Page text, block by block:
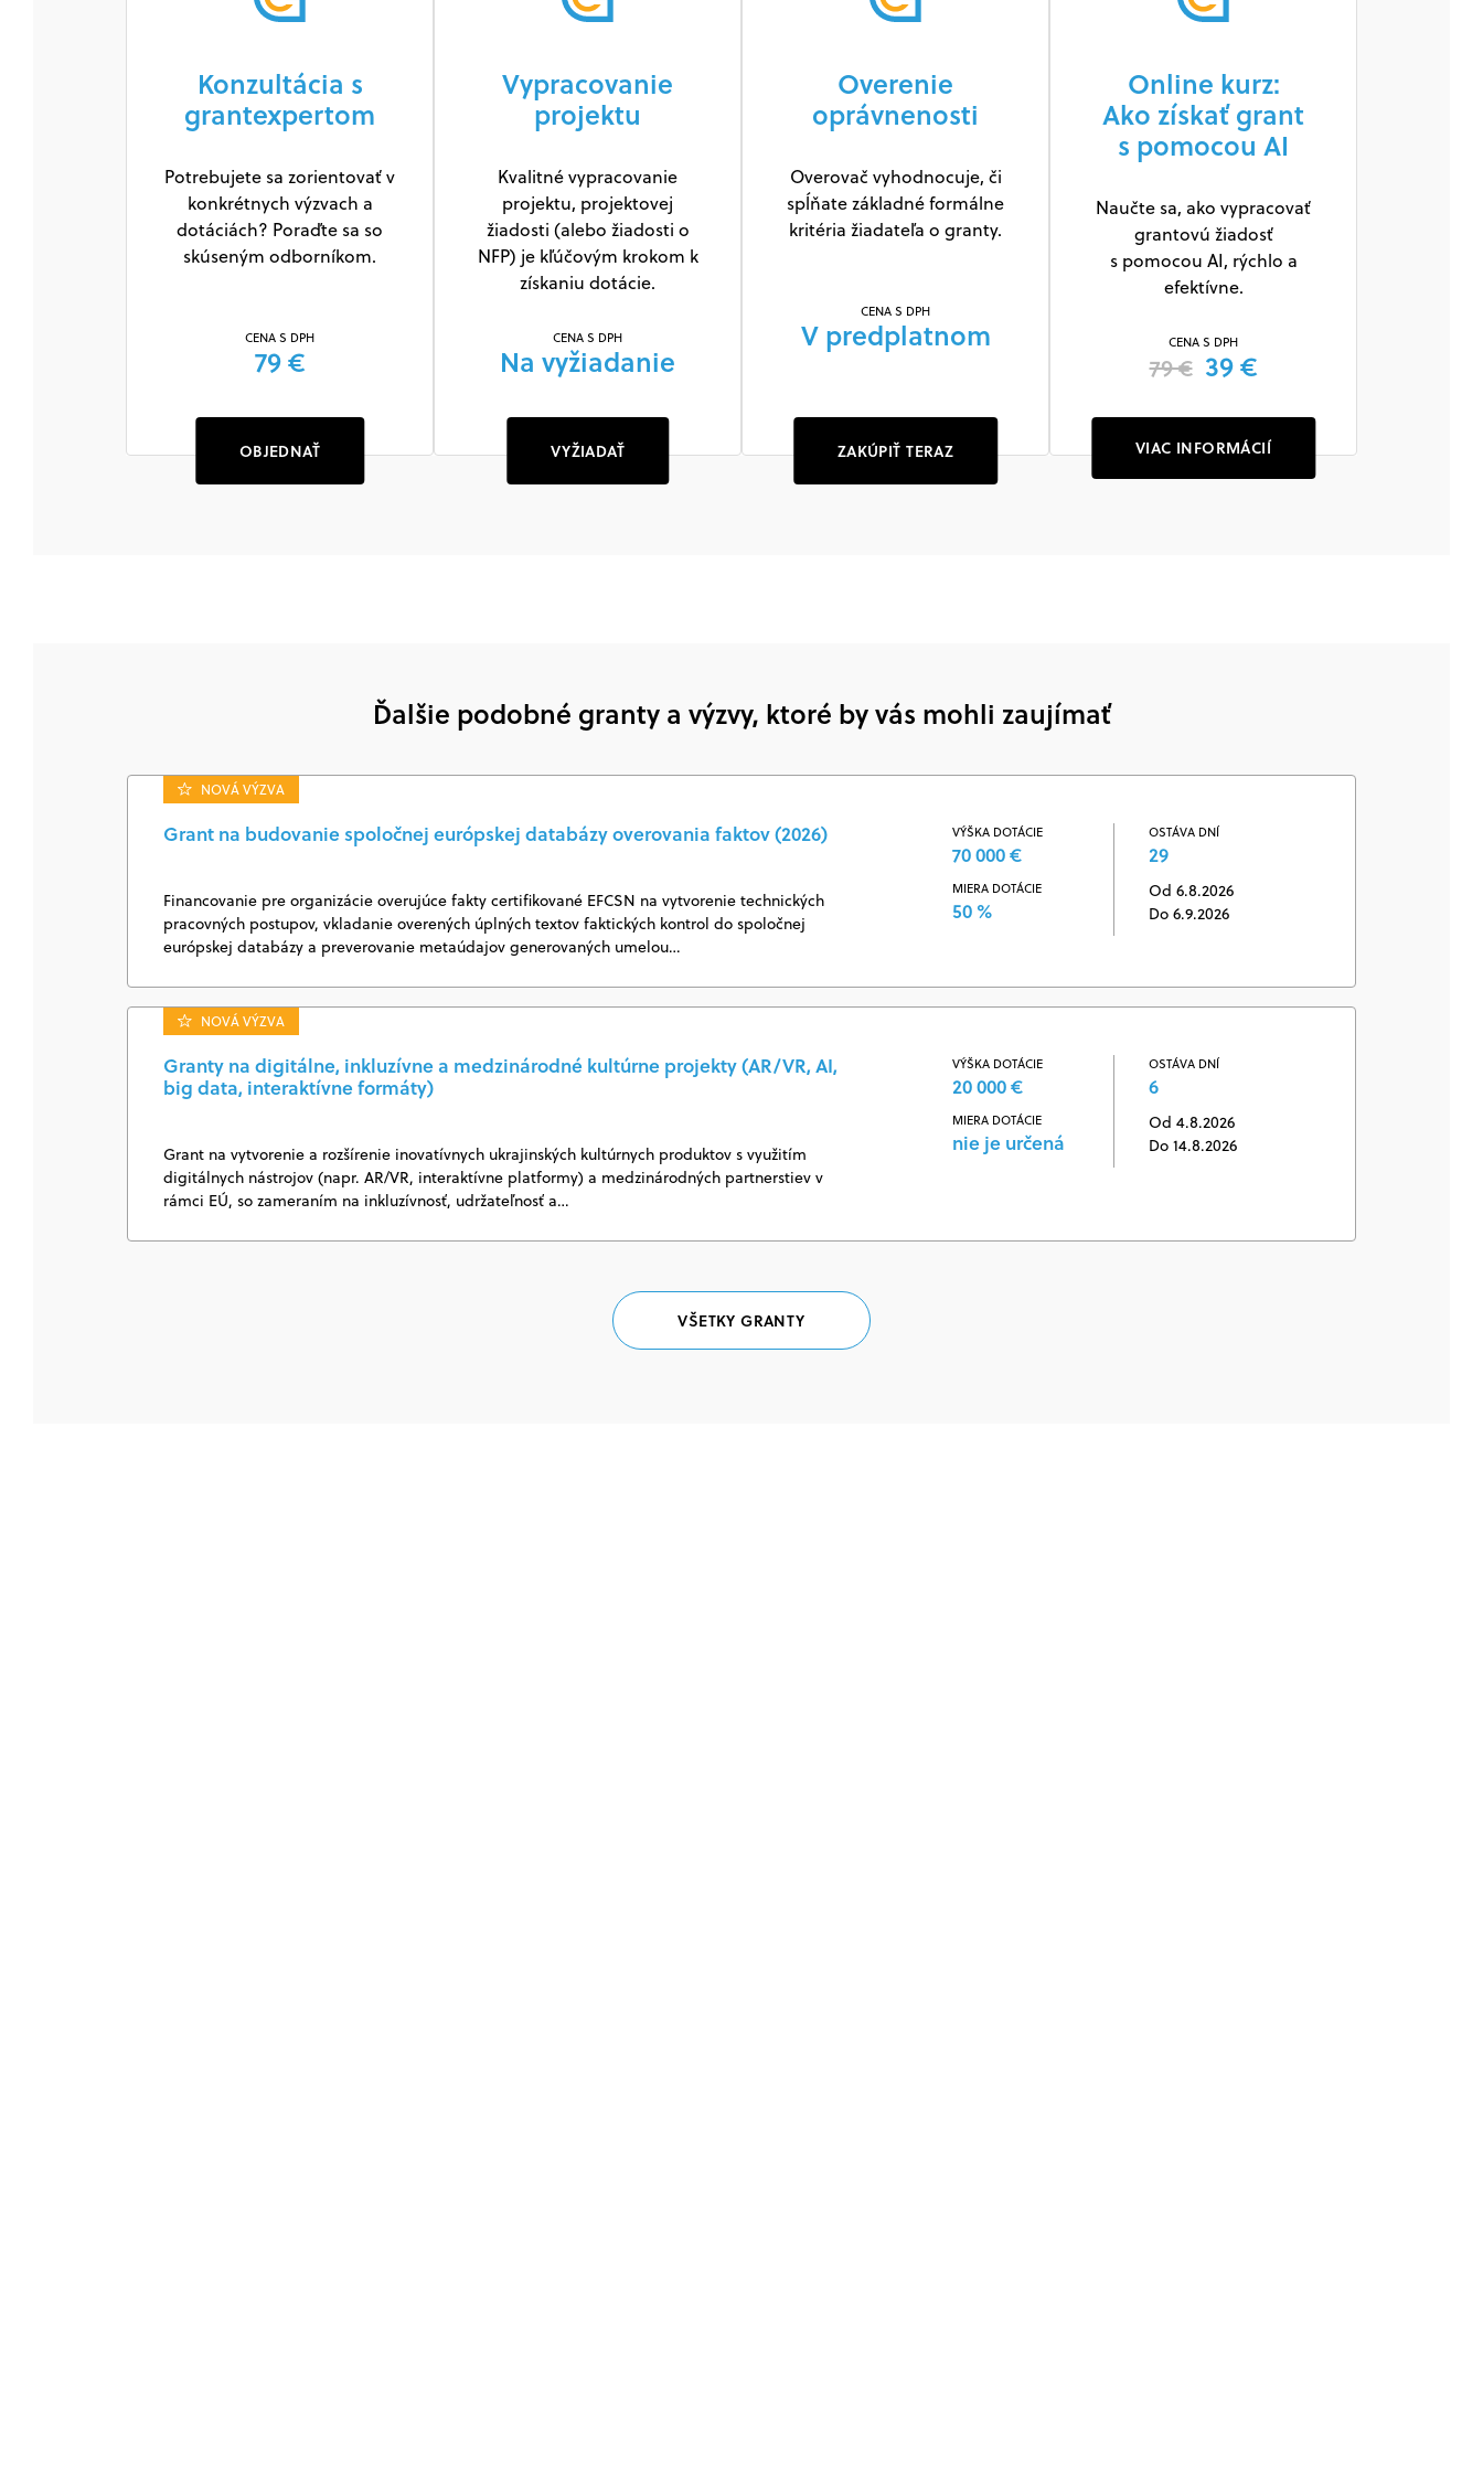
Konzultácia s
grantexpertom
Potrebujete sa zorientovať v
konkrétnych výzvach a
dotáciách? Poraďte sa so
skúseným odborníkom.
CENA S DPH
79 €
OBJEDNAŤ
Vypracovanie
projektu
Kvalitné vypracovanie
projektu, projektovej
žiadosti (alebo žiadosti o
NFP) je kľúčovým krokom k
získaniu dotácie.
CENA S DPH
Na vyžiadanie
VYŽIADAŤ
Overenie
oprávnenosti
Overovač vyhodnocuje, či
spĺňate základné formálne
kritéria žiadateľa o granty.
CENA S DPH
V predplatnom
ZAKÚPIŤ TERAZ
Online kurz:
Ako získať grant
s pomocou AI
Naučte sa, ako vypracovať
grantovú žiadosť
s pomocou AI, rýchlo a
efektívne.
CENA S DPH
79 € 39 €
VIAC INFORMÁCIÍ
Ďalšie podobné granty a výzvy, ktoré by vás mohli zaujímať
NOVÁ VÝZVA
Grant na budovanie spoločnej európskej databázy overovania faktov (2026)
Financovanie pre organizácie overujúce fakty certifikované EFCSN na vytvorenie technických
pracovných postupov, vkladanie overených úplných textov faktických kontrol do spoločnej
európskej databázy a preverovanie metaúdajov generovaných umelou…
VÝŠKA DOTÁCIE
70 000 €
MIERA DOTÁCIE
50 %
OSTÁVA DNÍ
29
Od 6.8.2026
Do 6.9.2026
NOVÁ VÝZVA
Granty na digitálne, inkluzívne a medzinárodné kultúrne projekty (AR/VR, AI,
big data, interaktívne formáty)
Grant na vytvorenie a rozšírenie inovatívnych ukrajinských kultúrnych produktov s využitím
digitálnych nástrojov (napr. AR/VR, interaktívne platformy) a medzinárodných partnerstiev v
rámci EÚ, so zameraním na inkluzívnosť, udržateľnosť a…
VÝŠKA DOTÁCIE
20 000 €
MIERA DOTÁCIE
nie je určená
OSTÁVA DNÍ
6
Od 4.8.2026
Do 14.8.2026
VŠETKY GRANTY